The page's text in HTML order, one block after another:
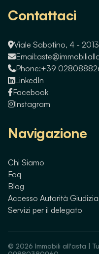
Contattaci
Viale Sabotino, 4 -
Email:
Phone:+39
LinkedIn
Facebook
Instagram
Navigazione
Chi Siamo
Faq
Blog
Accesso Autorità
Servizi per il delegato
© 2026 Immobili all'asta |